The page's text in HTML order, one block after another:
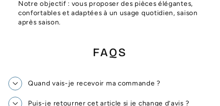
Notre objectif : vous proposer des pièces élégantes,
confortables et adaptées à un usage quotidien, saison
après saison.
FAQS
Quand vais-je recevoir ma commande ?
Puis-je retourner cet article si je change d’avis ?